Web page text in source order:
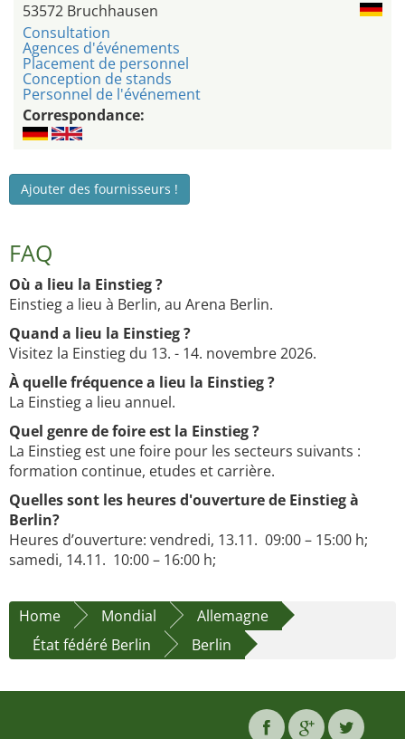
53572 Bruchhausen
Consultation
Agences d'événements
Placement de personnel
Conception de stands
Personnel de l'événement
Correspondance:
Ajouter des fournisseurs !
FAQ
Où a lieu la Einstieg ?
Einstieg a lieu à Berlin, au Arena Berlin.
Quand a lieu la Einstieg ?
Visitez la Einstieg du 13. - 14. novembre 2026.
À quelle fréquence a lieu la Einstieg ?
La Einstieg a lieu annuel.
Quel genre de foire est la Einstieg ?
La Einstieg est une foire pour les secteurs suivants :
formation continue, etudes et carrière.
Quelles sont les heures d'ouverture de Einstieg à
Berlin?
Heures d’ouverture: vendredi, 13.11. 09:00 – 15:00 h;
samedi, 14.11. 10:00 – 16:00 h;
Home Mondial
Allemagne
État fédéré Berlin
Berlin